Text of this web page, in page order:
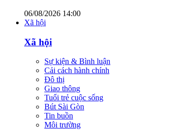
06/08/2026 14:00
Xã hội
Xã hội
Sự kiện & Bình luận
Cải cách hành chính
Đô thị
Giao thông
Tuổi trẻ cuộc sống
Bút Sài Gòn
Tin buồn
Môi trường